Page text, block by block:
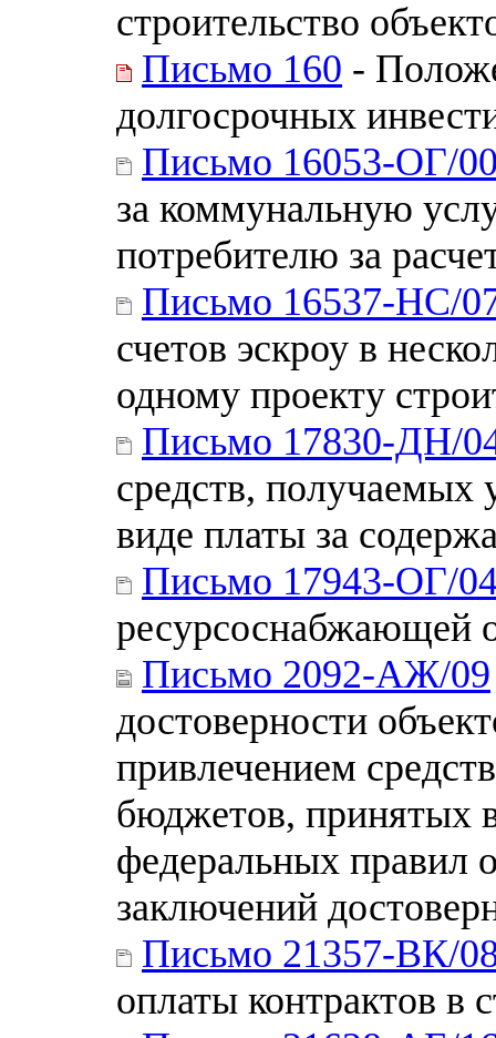
строительство
Письмо 160 -
долгосрочных
Письмо 16053-ОГ/
за коммунальную
потребителю за
Письмо 16537-НС/
счетов эскроу в
одному проекту
Письмо 17830-ДН/
средств, получаемых
виде платы за
Письмо 17943-ОГ/
ресурсоснабжающей
Письмо 2092-АЖ/09
достоверности
привлечением
бюджетов, принятых
федеральных правил
заключений
Письмо 21357-ВК/
оплаты контрактов в